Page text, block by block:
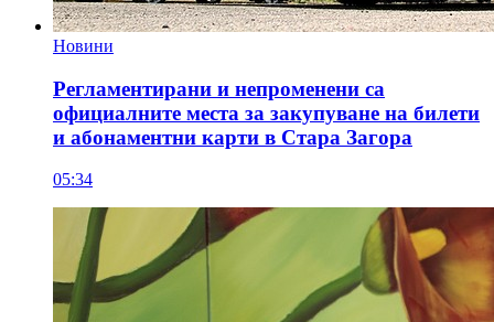
Новини
Регламентирани и непроменени са
официалните места за закупуване на билети
и абонаментни карти в Стара Загора
05:34